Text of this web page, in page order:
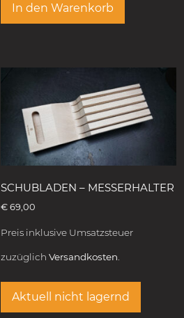
In den Warenkorb
SCHUBLADEN – MESSERHALTER
€ 69,00
Preis inklusive Umsatzsteuer
zuzüglichVersandkosten.
Aktuell nicht lagernd